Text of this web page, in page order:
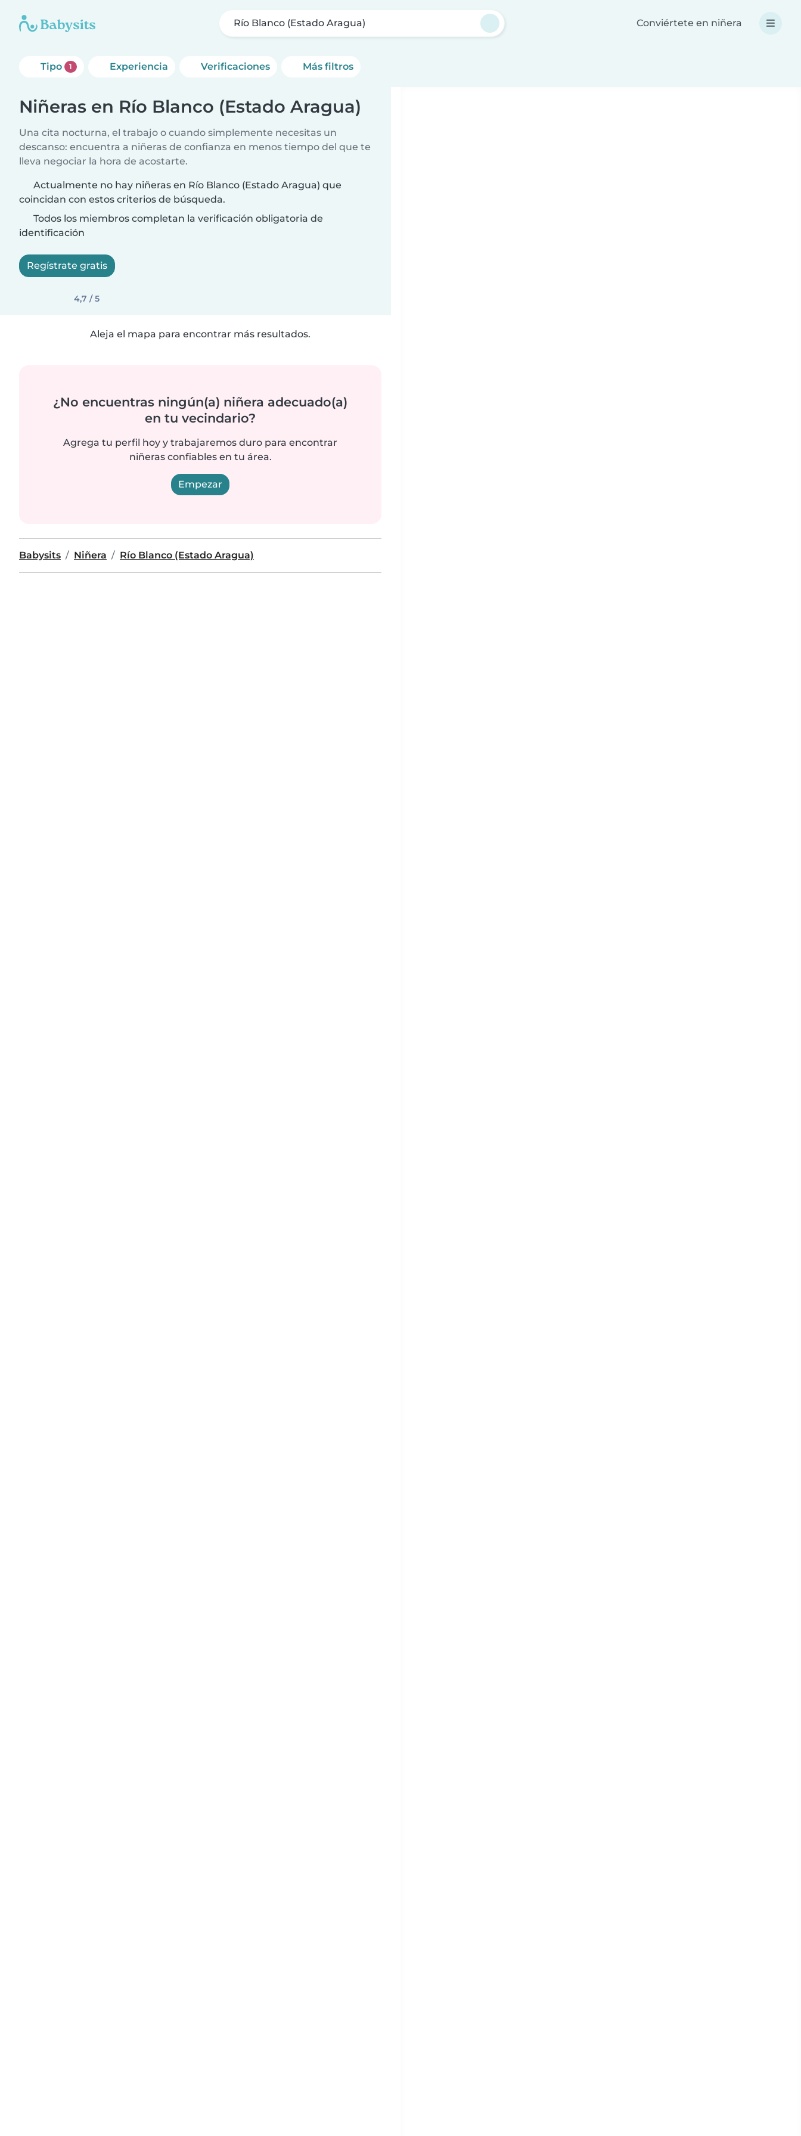
Río Blanco (Estado Aragua) Conviértete en niñera
Tipo 1 Experiencia Verificaciones Más filtros
Niñeras en Río Blanco (Estado Aragua)
Una cita nocturna, el trabajo o cuando simplemente necesitas un
descanso: encuentra a niñeras de confianza en menos tiempo del que te
lleva negociar la hora de acostarte.
Actualmente no hay niñeras en Río Blanco (Estado Aragua) que
coincidan con estos criterios de búsqueda.
Todos los miembros completan la verificación obligatoria de
identificación
Regístrate gratis
4,7 / 5
Aleja el mapa para encontrar más resultados.
¿No encuentras ningún(a) niñera adecuado(a)
en tu vecindario?
Agrega tu perfil hoy y trabajaremos duro para encontrar
niñeras confiables en tu área.
Empezar
Babysits Niñera Río Blanco (Estado Aragua)